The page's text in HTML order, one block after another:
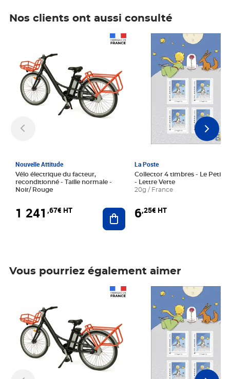
Nos clients ont aussi consulté
Nouvelle Attitude
Vélo électrique du facteur,
reconditionné - Taille normale -
Noir/ Rouge
1 241 ,67€ HT Ajouter au panier
La Poste
Collector 4 timbres - Le Petit
- Lettre Verte
20g / France
6,25€ HT
Prix 6,25€ HT
Vous pourriez également aimer
Prix 6,25€ HT